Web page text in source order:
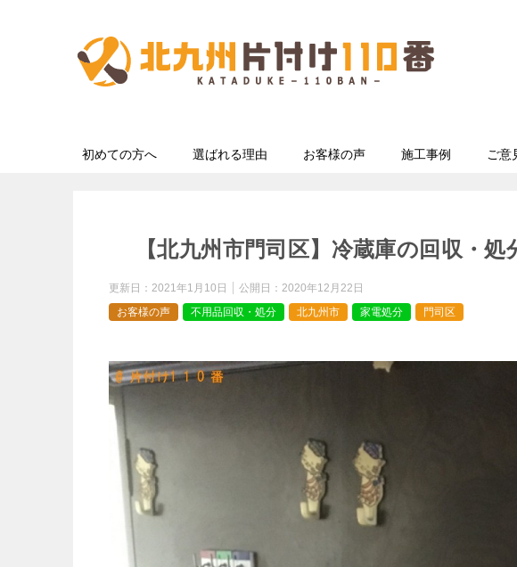
初めての方へ 選ばれる理由 お客様の声 施工事例 ご意
【北九州市門司区】冷蔵庫の回収・
更新日： 2021年1月10日 公開日： 2020年12月22日
お客様の声
不用品回収・処分 北九州市 家電処分 門司区